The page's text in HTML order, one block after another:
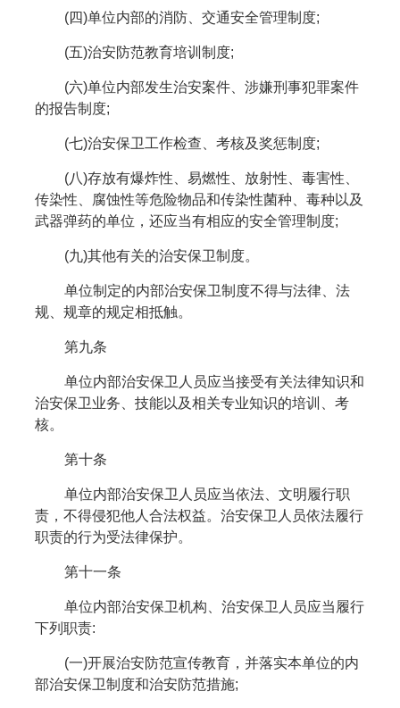
(四)单位内部的消防、交通安全管理制度;
(五)治安防范教育培训制度;
(六)单位内部发生治安案件、涉嫌刑事犯罪案件
的报告制度;
(七)治安保卫工作检查、考核及奖惩制度;
(八)存放有爆炸性、易燃性、放射性、毒害性、
传染性、腐蚀性等危险物品和传染性菌种、毒种以及
武器弹药的单位，还应当有相应的安全管理制度;
(九)其他有关的治安保卫制度。
单位制定的内部治安保卫制度不得与法律、法
规、规章的规定相抵触。
第九条
单位内部治安保卫人员应当接受有关法律知识和
治安保卫业务、技能以及相关专业知识的培训、考
核。
第十条
单位内部治安保卫人员应当依法、文明履行职
责，不得侵犯他人合法权益。治安保卫人员依法履行
职责的行为受法律保护。
第十一条
单位内部治安保卫机构、治安保卫人员应当履行
下列职责:
(一)开展治安防范宣传教育，并落实本单位的内
部治安保卫制度和治安防范措施;